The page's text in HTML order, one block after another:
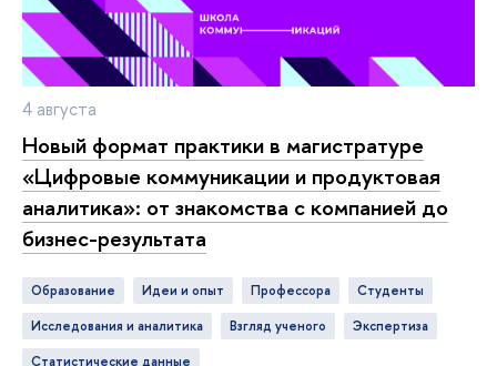
4 августа
Новый формат практики в магистратуре
«Цифровые коммуникации и продуктовая
аналитика»: от знакомства с компанией до
бизнес-результата
Образование идеи и опыт профессора
студенты
исследования и аналитика
взгляд ученого
экспертиза
статистические данные